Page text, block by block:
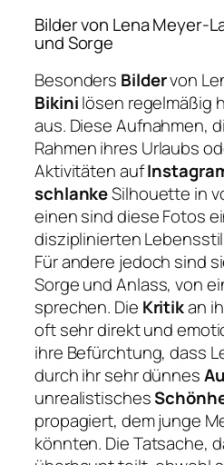
Bilder von Lena Meyer-
und Sorge
Besonders Bildervon
Bikinilösen regelmäßig
aus. Diese Aufnahmen,
Rahmen ihres Urlaubs
Aktivitäten auf
schlankeSilhouette in
einen sind diese Fotos
disziplinierten
Für andere jedoch sind
Sorge und Anlass, von
sprechen. Die Kritikan
oft sehr direkt und
ihre Befürchtung, dass
durch ihr sehr dünnes
unrealistisches
propagiert, dem junge
könnten. Die Tatsache,